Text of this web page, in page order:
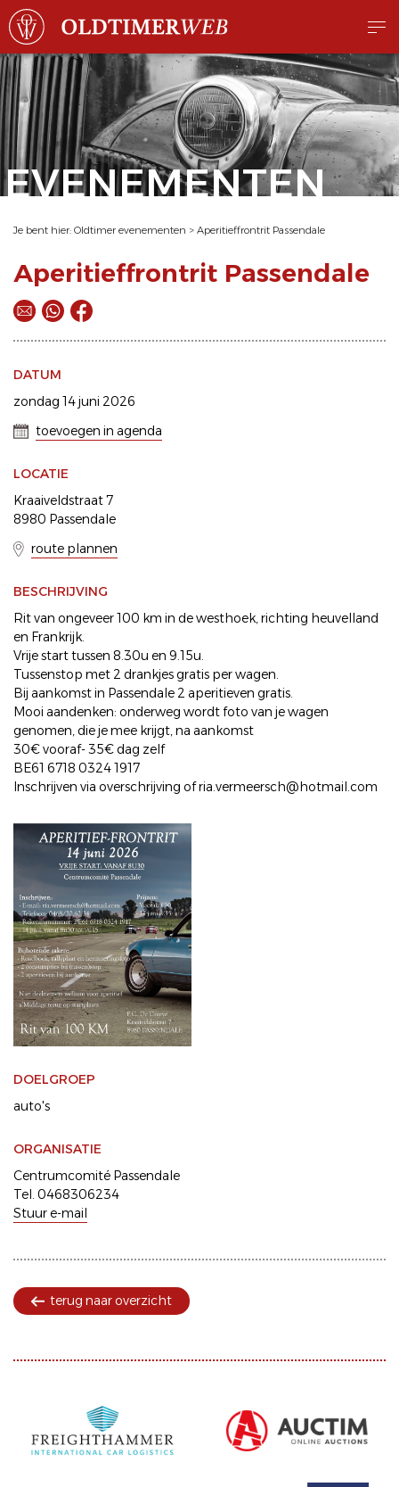
EVENEMENTEN
Je bent hier: Oldtimer evenementen > Aperitieffrontrit Passendale
Aperitieffrontrit Passendale
DATUM
zondag 14 juni 2026
toevoegen in agenda
LOCATIE
Kraaiveldstraat 7
8980 Passendale
route plannen
BESCHRIJVING
Rit van ongeveer 100 km in de westhoek, richting heuvelland
en Frankrijk.
Vrije start tussen 8.30u en 9.15u.
Tussenstop met 2 drankjes gratis per wagen.
Bij aankomst in Passendale 2 aperitieven gratis.
Mooi aandenken: onderweg wordt foto van je wagen
genomen, die je mee krijgt, na aankomst
30€ vooraf- 35€ dag zelf
BE61 6718 0324 1917
Inschrijven via overschrijving of ria.vermeersch@hotmail.com
DOELGROEP
auto's
ORGANISATIE
Centrumcomité Passendale
Tel. 0468306234
Stuur e-mail
terug naar overzicht